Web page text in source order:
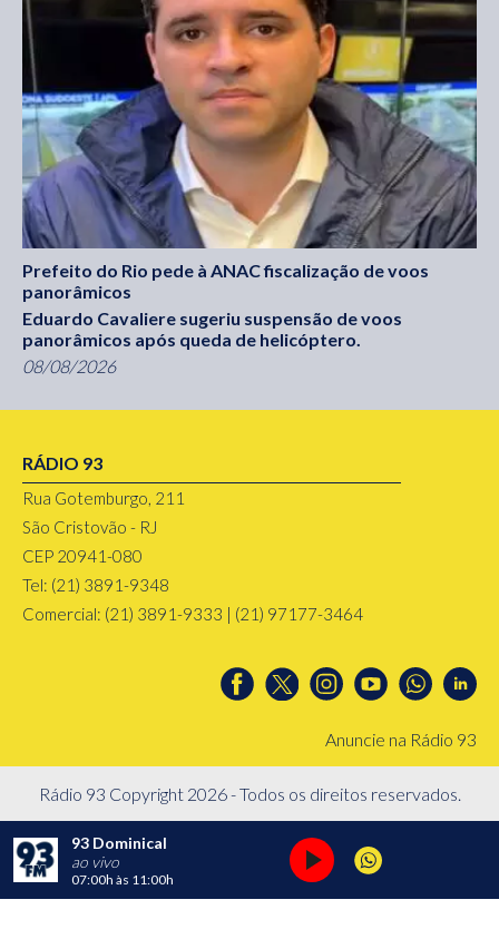
Prefeito do Rio pede à ANAC fiscalização de voos
panorâmicos
Eduardo Cavaliere sugeriu suspensão de voos
panorâmicos após queda de helicóptero.
08/08/2026
RÁDIO 93
Rua Gotemburgo, 211
São Cristovão - RJ
CEP 20941-080
Tel: (21) 3891-9348
Comercial: (21) 3891-9333 | (21) 97177-3464
Anuncie na Rádio 93
Rádio 93 Copyright 2026 - Todos os direitos reservados.
93 Dominical
ao vivo
07:00h às 11:00h